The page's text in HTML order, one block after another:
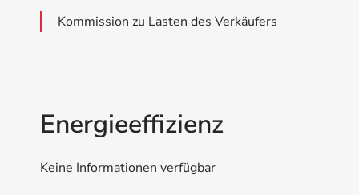
Kommission zu Lasten des Verkäufers
Energieeffizienz
Keine Informationen verfügbar